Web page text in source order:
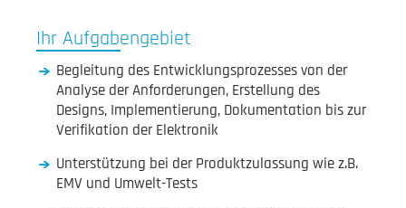
Ihr Aufgabengebiet
Begleitung des Entwicklungsprozesses von der
Analyse der Anforderungen, Erstellung des
Designs, Implementierung, Dokumentation bis zur
Verifikation der Elektronik
Unterstützung bei der Produktzulassung wie z.B.
EMV und Umwelt-Tests